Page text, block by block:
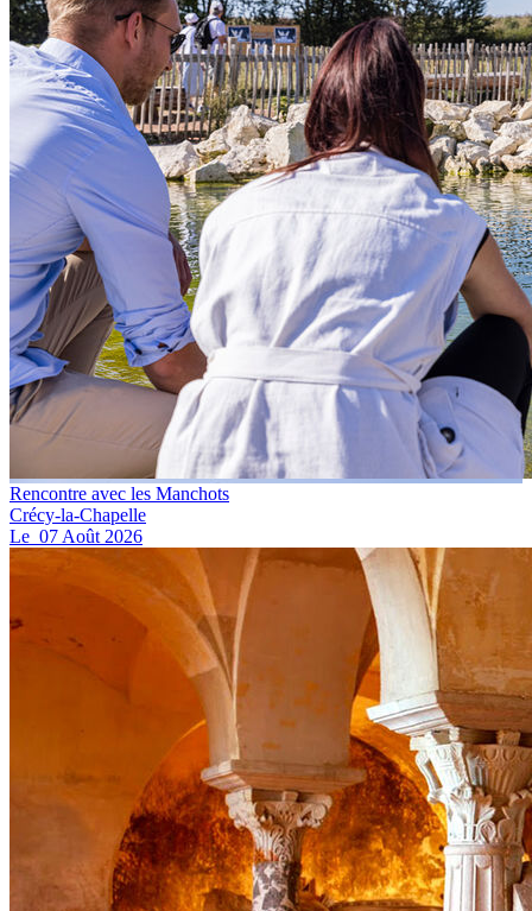
Rencontre avec les Manchots
Crécy-la-Chapelle
Le 07 Août 2026